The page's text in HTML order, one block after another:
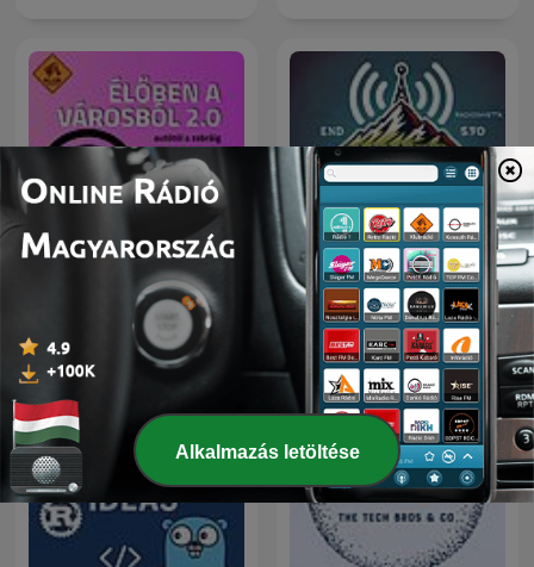
Élőben a városból 2.0 Radio@Radio
Alkalmazás letöltése